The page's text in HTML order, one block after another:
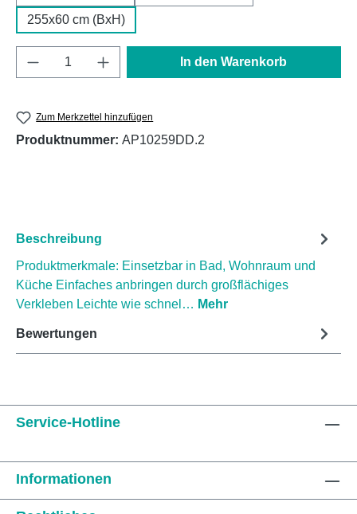
255x60 cm (BxH)
Produkt Anzahl: Gib den gewünschten
In den Warenkorb
Zum Merkzettel hinzufügen
Produktnummer: AP10259DD.2
Beschreibung
Produktmerkmale: Einsetzbar in Bad, Wohnraum und
Küche Einfaches anbringen durch großflächiges
Verkleben Leichte wie schnel… Mehr
Bewertungen
Service-Hotline
Informationen